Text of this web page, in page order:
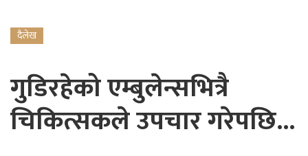
दैलेख
गुडिरहेको एम्बुलेन्सभित्रै
चिकित्सकले उपचार गरेपछि...